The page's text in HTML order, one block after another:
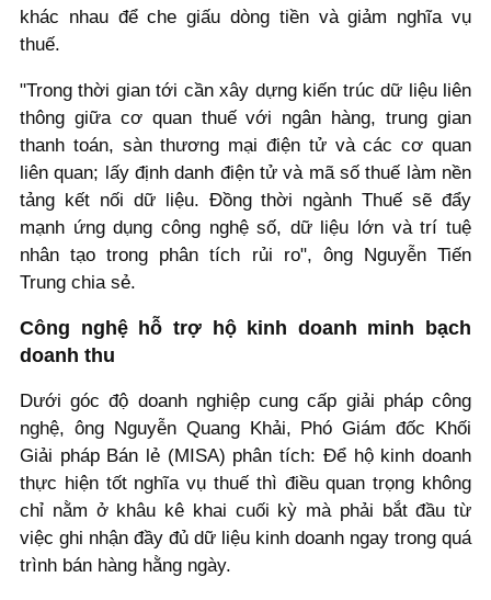
khác nhau để che giấu dòng tiền và giảm nghĩa vụ
thuế.
"Trong thời gian tới cần xây dựng kiến trúc dữ liệu liên
thông giữa cơ quan thuế với ngân hàng, trung gian
thanh toán, sàn thương mại điện tử và các cơ quan
liên quan; lấy định danh điện tử và mã số thuế làm nền
tảng kết nối dữ liệu. Đồng thời ngành Thuế sẽ đẩy
mạnh ứng dụng công nghệ số, dữ liệu lớn và trí tuệ
nhân tạo trong phân tích rủi ro", ông Nguyễn Tiến
Trung chia sẻ.
Công nghệ hỗ trợ hộ kinh doanh minh bạch
doanh thu
Dưới góc độ doanh nghiệp cung cấp giải pháp công
nghệ, ông Nguyễn Quang Khải, Phó Giám đốc Khối
Giải pháp Bán lẻ (MISA) phân tích: Để hộ kinh doanh
thực hiện tốt nghĩa vụ thuế thì điều quan trọng không
chỉ nằm ở khâu kê khai cuối kỳ mà phải bắt đầu từ
việc ghi nhận đầy đủ dữ liệu kinh doanh ngay trong quá
trình bán hàng hằng ngày.